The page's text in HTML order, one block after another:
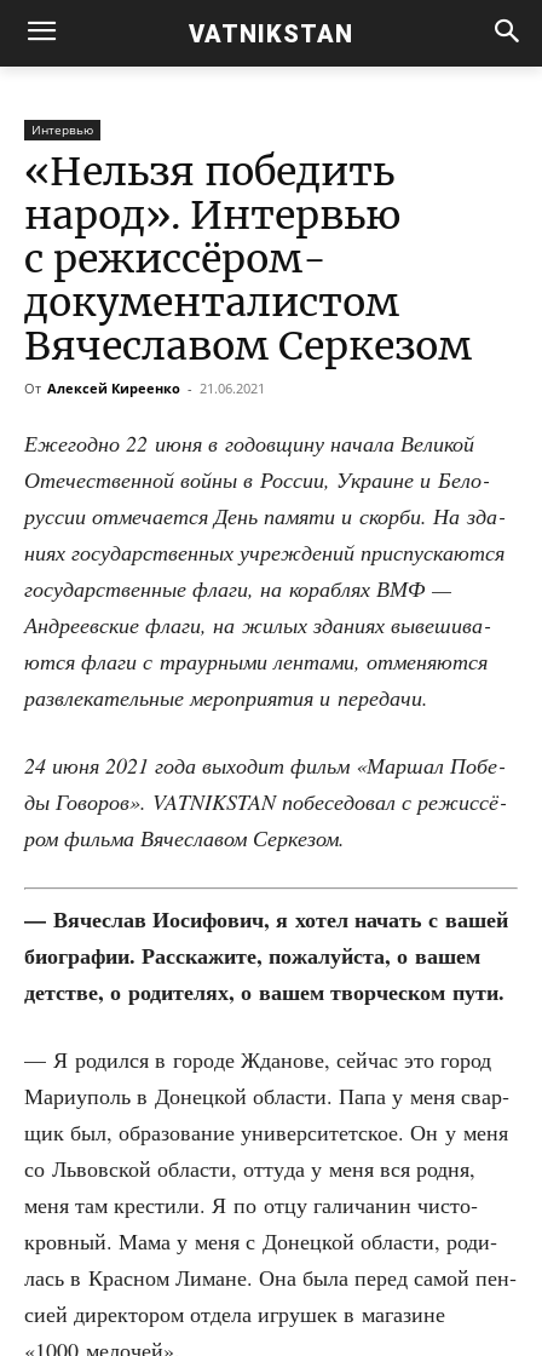
VATNIKSTAN
Интервью
«Нельзя победить
народ». Интервью
с режиссёром-
документалистом
Вячеславом Серкезом
От Алексей Киреенко - 21.06.2021
Еже­год­но 22 июня в годов­щи­ну нача­ла Вели­кой
Оте­че­ствен­ной вой­ны в Рос­сии, Укра­ине и Бело­
рус­сии отме­ча­ет­ся День памя­ти и скор­би. На зда­
ни­ях госу­дар­ствен­ных учре­жде­ний при­спус­ка­ют­ся
госу­дар­ствен­ные фла­ги, на кораб­лях ВМФ —
Андре­ев­ские фла­ги, на жилых зда­ни­ях выве­ши­ва­
ют­ся фла­ги с тра­ур­ны­ми лен­та­ми, отме­ня­ют­ся
раз­вле­ка­тель­ные меро­при­я­тия и передачи.
24 июня 2021 года выхо­дит фильм «Мар­шал Побе­
ды Гово­ров». VATNIKSTAN побе­се­до­вал с режис­сё­
ром филь­ма Вяче­сла­вом Серкезом.
— Вяче­слав Иоси­фо­вич, я хотел начать с вашей
био­гра­фии. Рас­ска­жи­те, пожа­луй­ста, о вашем
дет­стве, о роди­те­лях, о вашем твор­че­ском пути.
— Я родил­ся в горо­де Жда­но­ве, сей­час это город
Мари­у­поль в Донец­кой обла­сти. Папа у меня свар­
щик был, обра­зо­ва­ние уни­вер­си­тет­ское. Он у меня
со Львов­ской обла­сти, отту­да у меня вся род­ня,
меня там кре­сти­ли. Я по отцу гали­ча­нин чисто­
кров­ный. Мама у меня с Донец­кой обла­сти, роди­
лась в Крас­ном Лимане. Она была перед самой пен­
си­ей дирек­то­ром отде­ла игру­шек в мага­зине
«1000 мелочей».